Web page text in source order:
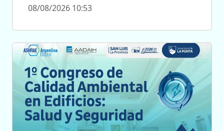
08/08/2026 10:53